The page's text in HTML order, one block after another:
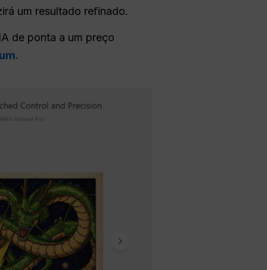
um resultado refinado.
de ponta a um preço